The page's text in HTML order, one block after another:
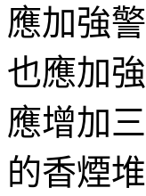
應加強
也應加
應增加
的香煙